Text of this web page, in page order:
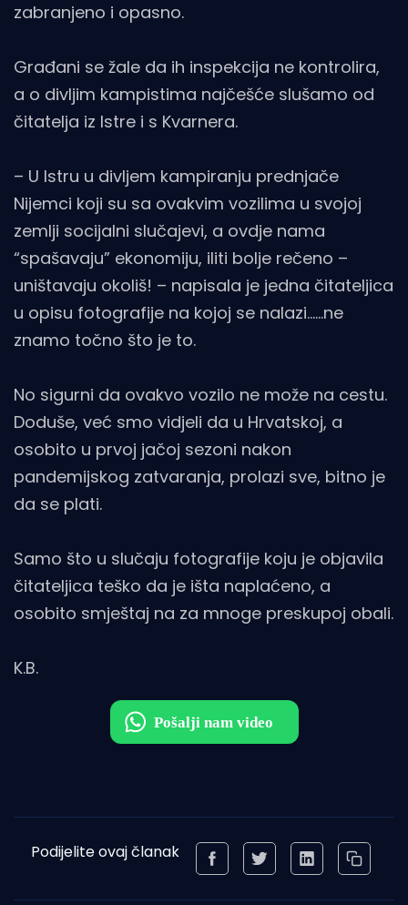
zabranjeno i opasno.
Građani se žale da ih inspekcija ne kontrolira,
a o divljim kampistima najčešće slušamo od
čitatelja iz Istre i s Kvarnera.
– U Istru u divljem kampiranju prednjače
Nijemci koji su sa ovakvim vozilima u svojoj
zemlji socijalni slučajevi, a ovdje nama
“spašavaju” ekonomiju, iliti bolje rečeno –
uništavaju okoliš! – napisala je jedna čitateljica
u opisu fotografije na kojoj se nalazi……ne
znamo točno što je to.
No sigurni da ovakvo vozilo ne može na cestu.
Doduše, već smo vidjeli da u Hrvatskoj, a
osobito u prvoj jačoj sezoni nakon
pandemijskog zatvaranja, prolazi sve, bitno je
da se plati.
Samo što u slučaju fotografije koju je objavila
čitateljica teško da je išta naplaćeno, a
osobito smještaj na za mnoge preskupoj obali.
K.B.
Podijelite ovaj članak